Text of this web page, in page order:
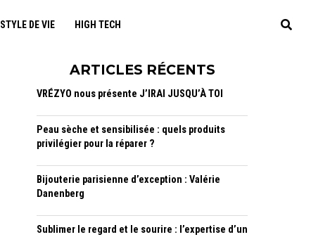
STYLE DE VIE HIGH TECH
ARTICLES RÉCENTS
VRÉZYO nous présente J’IRAI JUSQU’À TOI
Peau sèche et sensibilisée : quels produits
privilégier pour la réparer ?
Bijouterie parisienne d’exception : Valérie
Danenberg
Sublimer le regard et le sourire : l’expertise d’un